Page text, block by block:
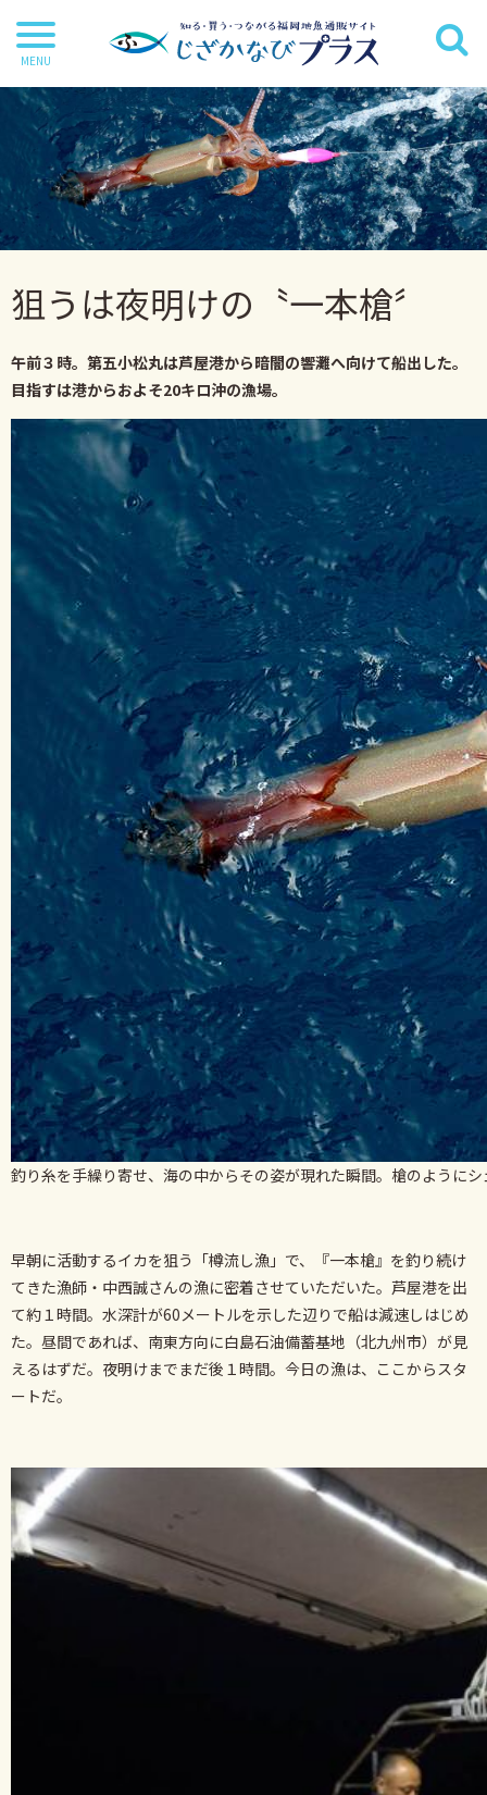
干物
丸魚
切り身
茶漬け・炊き込み等
鍋・麺類
海藻
だし・調味料
詰合せ・ギフトセット
その他
じざかなび福岡
狙うは夜明けの〝一本槍〞
午前３時。第五小松丸は芦屋港から暗闇の響灘へ向けて船出した。
目指すは港からおよそ20キロ沖の漁場。
釣り糸を手繰り寄せ、海の中からその姿が現れた瞬間。槍のように
早朝に活動するイカを狙う「樽流し漁」で、『一本槍』を釣り続け
てきた漁師・中西誠さんの漁に密着させていただいた。芦屋港を出
て約１時間。水深計が60メートルを示した辺りで船は減速しはじめ
た。昼間であれば、南東方向に白島石油備蓄基地（北九州市）が見
えるはずだ。夜明けまでまだ後１時間。今日の漁は、ここからスタ
ートだ。